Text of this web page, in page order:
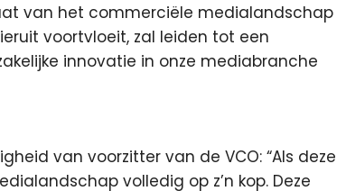
van het commerciële medialandschap
voortvloeit, zal leiden tot een
innovatie in onze mediabranche
van voorzitter van de VCO: “Als deze
volledig op z’n kop. Deze